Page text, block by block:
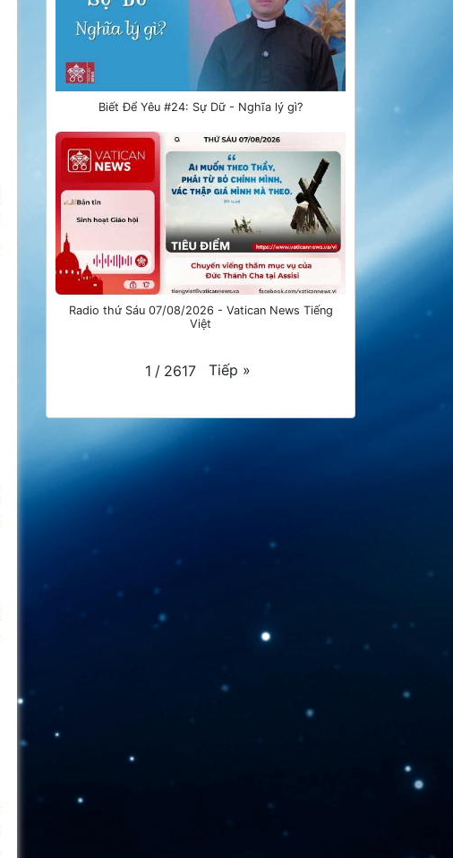
Biết Để Yêu #24: Sự Dữ - Nghĩa lý gì?
Radio thứ Sáu 07/08/2026 - Vatican News Tiếng
Việt
1 / 2617 Tiếp »